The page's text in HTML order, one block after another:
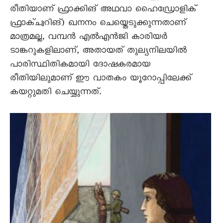
രീതിയാണ് ഫ്രാക്കിങ് അഥവാ ഹെെഡ്രോളിക്
ഫ്രാക്ച്വറിങ്) ഖനനം ചെയ്തെടുക്കുന്നതാണ്
മാത്രമല്ല, വമ്പൻ എൽഎൻജി കാരിയർ
ടാങ്കറുകളിലാണ്, അതായത് തുല്യനിലയിൽ
പാരിസ്ഥിതികമായി ദോഷകരമായ
രീതിയിലുമാണ് ഈ വാതകം യൂറോപ്പിലേക്ക്
കയറ്റുമതി ചെയ്യുന്നത്.